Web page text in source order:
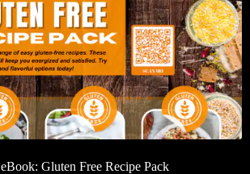
eBook: Gluten Free Recipe Pack